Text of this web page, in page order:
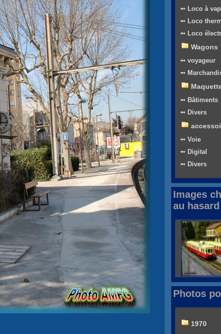
➻ Loco à
➻ Loco
➻ Loco
Wagons
➻ voyageur
➻
➻ Bâtiments
➻ Divers
➻ Voie
➻ Digital
➻ Divers
Images
au hasard
Photos
1970